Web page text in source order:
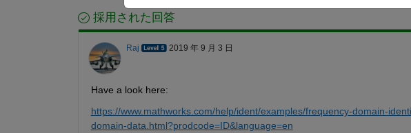
採用された回答
Raj 2019 年 9 月 3 日
Have a look here:
https://www.mathworks.com/help/ident/examples/frequency-domain-
domain-data.html?prodcode=ID&language=en